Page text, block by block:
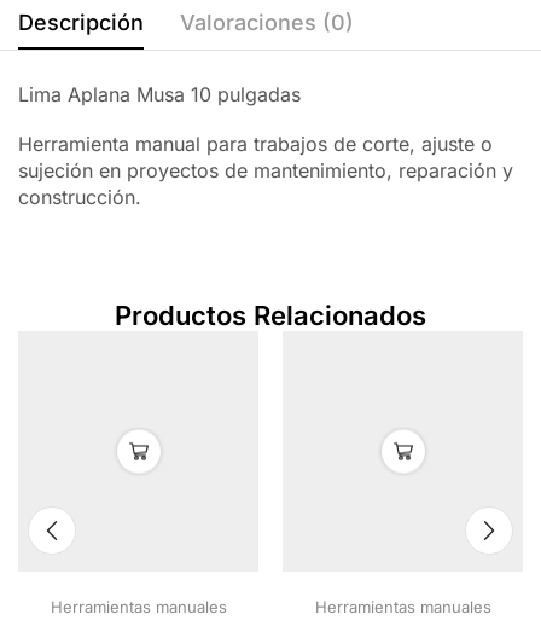
Descripción Valoraciones (0)
Lima Aplana Musa 10 pulgadas
Herramienta manual para trabajos de corte, ajuste o
sujeción en proyectos de mantenimiento, reparación y
construcción.
Productos Relacionados
Herramientas manuales Herramientas manuales